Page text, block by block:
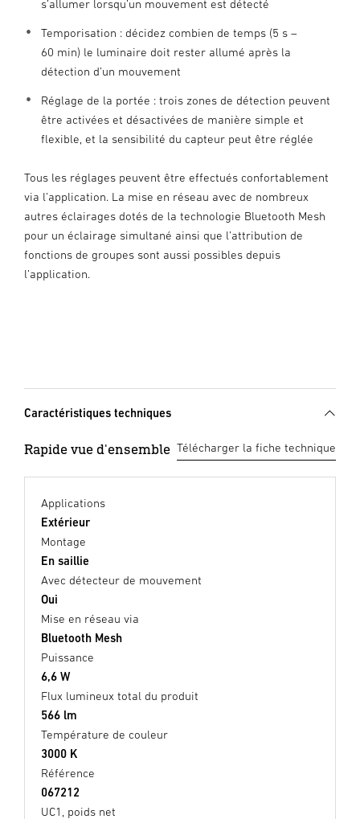
s’allumer lorsqu’un mouvement est détecté
Temporisation : décidez combien de temps (5 s –
60 min) le luminaire doit rester allumé après la
détection d’un mouvement
Réglage de la portée : trois zones de détection peuvent
être activées et désactivées de manière simple et
flexible, et la sensibilité du capteur peut être réglée
Tous les réglages peuvent être effectués confortablement
via l’application. La mise en réseau avec de nombreux
autres éclairages dotés de la technologie Bluetooth Mesh
pour un éclairage simultané ainsi que l’attribution de
fonctions de groupes sont aussi possibles depuis
l’application.
Caractéristiques techniques
Rapide vue d'ensemble Télécharger la fiche technique
Applications
Extérieur
Montage
En saillie
Avec détecteur de mouvement
Oui
Mise en réseau via
Bluetooth Mesh
Puissance
6,6 W
Flux lumineux total du produit
566 lm
Température de couleur
3000 K
Référence
067212
UC1, poids net